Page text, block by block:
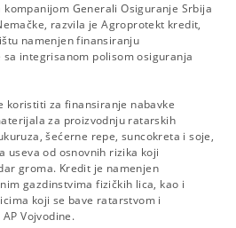
kompanijom Generali Osiguranje Srbija
razvila je Agroprotekt kredit,
namenjen finansiranju
integrisanom polisom osiguranja
koristiti za finansiranje nabavke
za proizvodnju ratarskih
šećerne repe, suncokreta i soje,
useva od osnovnih rizika koji
groma. Kredit je namenjen
gazdinstvima fizičkih lica, kao i
koji se bave ratarstvom i
Vojvodine.